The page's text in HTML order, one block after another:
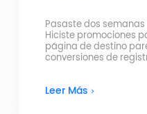
Pasaste dos
Hiciste promociones
página de destino
conversiones de
Leer Más